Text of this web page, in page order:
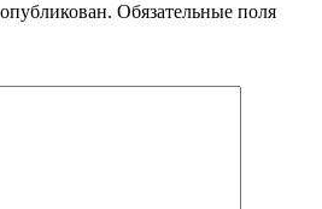
Обязательные поля